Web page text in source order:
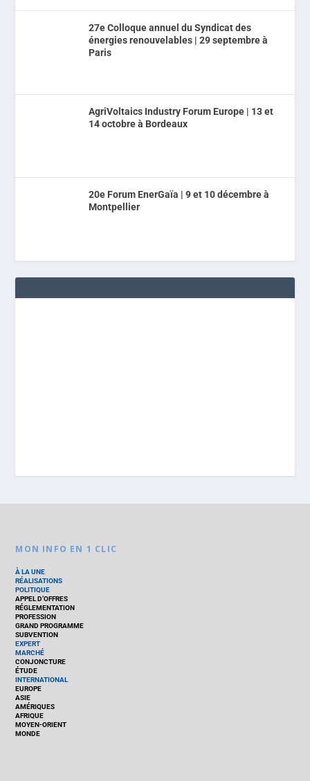
27e Colloque annuel du Syndicat des
énergies renouvelables | 29 septembre à
Paris
AgriVoltaics Industry Forum Europe | 13 et
14 octobre à Bordeaux
20e Forum EnerGaïa | 9 et 10 décembre à
Montpellier
MON INFO EN 1 CLIC
À LA UNE
RÉALISATIONS
POLITIQUE
APPEL D’OFFRES
RÉGLEMENTATION
PROFESSION
GRAND PROGRAMME
SUBVENTION
EXPERT
MARCHÉ
CONJONCTURE
ÉTUDE
INTERNATIONAL
EUROPE
ASIE
AMÉRIQUES
AFRIQUE
MOYEN-ORIENT
MONDE